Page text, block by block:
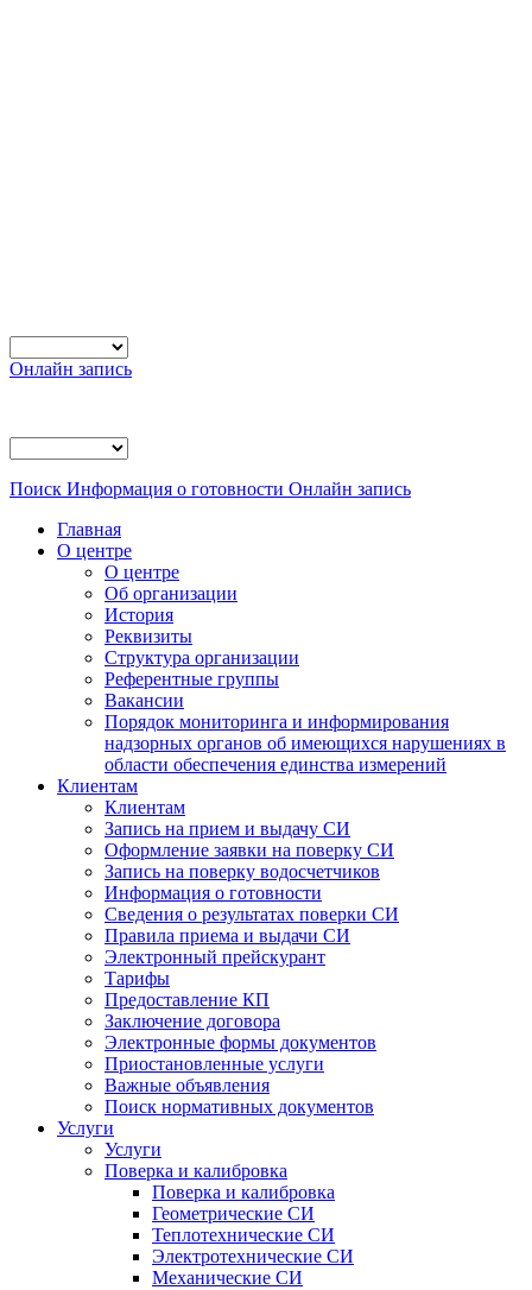
Онлайн запись
Поиск Информация о готовности Онлайн запись
Главная
О центре
О центре
Об организации
История
Реквизиты
Структура организации
Референтные группы
Вакансии
Порядок мониторинга и информирования
надзорных органов об имеющихся нарушениях в
области обеспечения единства измерений
Клиентам
Клиентам
Запись на прием и выдачу СИ
Оформление заявки на поверку СИ
Запись на поверку водосчетчиков
Информация о готовности
Сведения о результатах поверки СИ
Правила приема и выдачи СИ
Электронный прейскурант
Тарифы
Предоставление КП
Заключение договора
Электронные формы документов
Приостановленные услуги
Важные объявления
Поиск нормативных документов
Услуги
Услуги
Поверка и калибровка
Поверка и калибровка
Геометрические СИ
Теплотехнические СИ
Электротехнические СИ
Механические СИ